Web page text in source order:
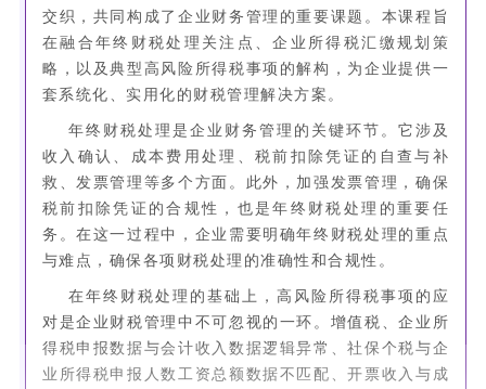
交织，共同构成了企业财务管理的重要课题。本课程旨
在融合年终财税处理关注点、企业所得税汇缴规划策
略，以及典型高风险所得税事项的解构，为企业提供一
套系统化、实用化的财税管理解决方案。
年终财税处理是企业财务管理的关键环节。它涉及
收入确认、成本费用处理、税前扣除凭证的自查与补
救、发票管理等多个方面。此外，加强发票管理，确保
税前扣除凭证的合规性，也是年终财税处理的重要任
务。在这一过程中，企业需要明确年终财税处理的重点
与难点，确保各项财税处理的准确性和合规性。
在年终财税处理的基础上，高风险所得税事项的应
对是企业财税管理中不可忽视的一环。增值税、企业所
得税申报数据与会计收入数据逻辑异常、社保个税与企
业所得税申报人数工资总额数据不匹配、开票收入与成